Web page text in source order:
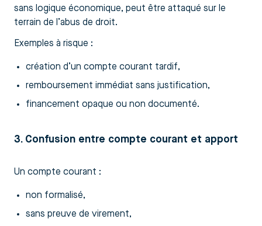
sans logique économique, peut être attaqué sur le
terrain de l’abus de droit.
Exemples à risque :
création d’un compte courant tardif,
remboursement immédiat sans justification,
financement opaque ou non documenté.
3. Confusion entre compte courant et apport
Un compte courant :
non formalisé,
sans preuve de virement,